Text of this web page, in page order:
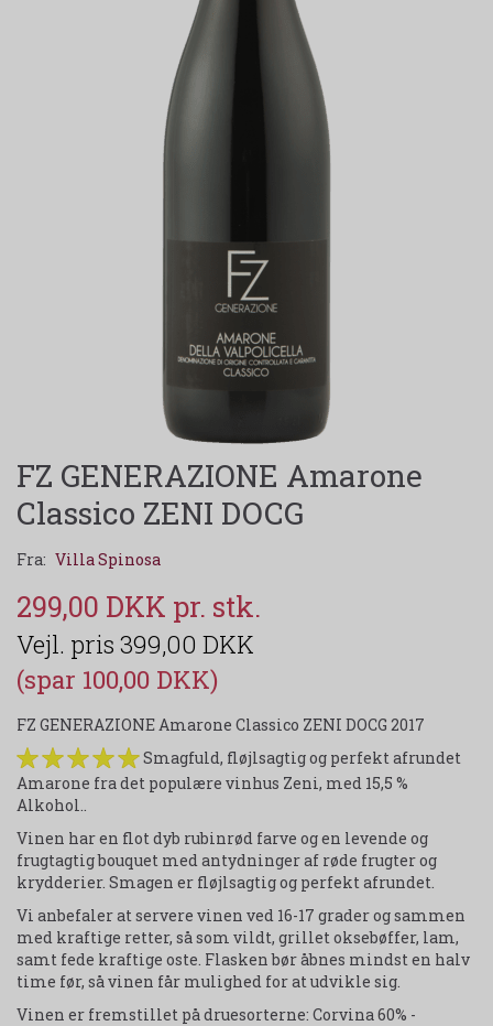
FZ GENERAZIONE Amarone
Classico ZENI DOCG
Fra: Villa Spinosa
299,00 DKK
399,00 DKK
(spar 100,00 DKK)
FZ GENERAZIONE Amarone Classico ZENI DOCG 2017
Smagfuld, fløjlsagtig og perfekt afrundet
Amarone fra det populære vinhus Zeni, med 15,5 %
Alkohol..
Vinen har en flot dyb rubinrød farve og en levende og
frugtagtig bouquet med antydninger af røde frugter og
krydderier. Smagen er fløjlsagtig og perfekt afrundet.
Vi anbefaler at servere vinen ved 16-17 grader og sammen
med kraftige retter, så som vildt, grillet oksebøffer, lam,
samt fede kraftige oste. Flasken bør åbnes mindst en halv
time før, så vinen får mulighed for at udvikle sig.
Vinen er fremstillet på druesorterne: Corvina 60% -